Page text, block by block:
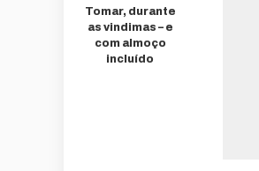
Tomar, durante
as vindimas – e
com almoço
incluído